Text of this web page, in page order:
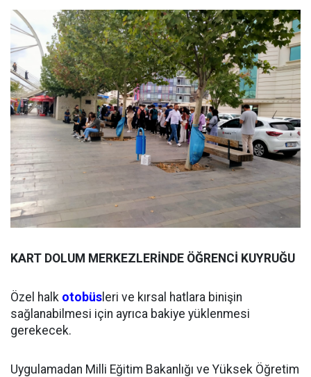
KART DOLUM MERKEZLERİNDE ÖĞRENCİ KUYRUĞU
Özel halk otobüs leri ve kırsal hatlara binişin
sağlanabilmesi için ayrıca bakiye yüklenmesi
gerekecek.
Uygulamadan Milli Eğitim Bakanlığı ve Yüksek Öğretim